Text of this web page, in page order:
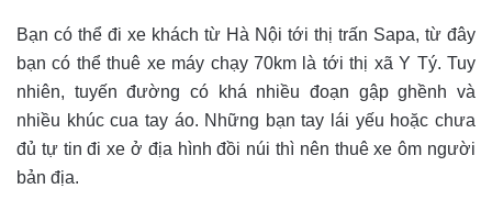
Bạn có thể đi xe khách từ Hà Nội tới thị trấn Sapa, từ đây
bạn có thể thuê xe máy chạy 70km là tới thị xã Y Tý. Tuy
nhiên, tuyến đường có khá nhiều đoạn gập ghềnh và
nhiều khúc cua tay áo. Những bạn tay lái yếu hoặc chưa
đủ tự tin đi xe ở địa hình đồi núi thì nên thuê xe ôm người
bản địa.